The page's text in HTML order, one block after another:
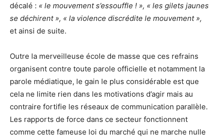
décalé : « le mouvement s’essouffle ! », « les gilets jaunes
se déchirent », « la violence discrédite le mouvement »,
et ainsi de suite.
Outre la merveilleuse école de masse que ces refrains
organisent contre toute parole officielle et notamment la
parole médiatique, le gain le plus considérable est que
cela ne limite rien dans les motivations d’agir mais au
contraire fortifie les réseaux de communication parallèle.
Les rapports de force dans ce secteur fonctionnent
comme cette fameuse loi du marché qui ne marche nulle